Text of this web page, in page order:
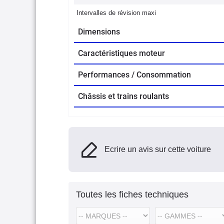
Intervalles de révision maxi
Dimensions
Caractéristiques moteur
Performances / Consommation
Châssis et trains roulants
Ecrire un avis sur cette voiture
Toutes les fiches techniques